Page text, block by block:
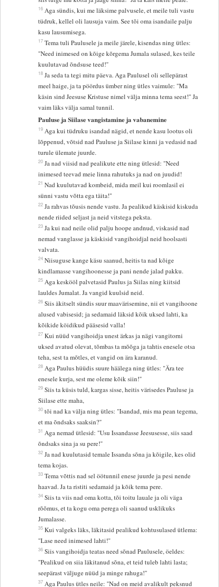
16 Aga sündis, kui me läksime palvusele, et meile tuli vastu
tüdruk, kellel oli lausuja vaim. See tõi oma isandaile palju
kasu lausumisega.
17 Tema tuli Paulusele ja meile järele, kisendas ning ütles:
"Need inimesed on kõige kõrgema Jumala sulased, kes teile
kuulutavad õndsuse teed!"
18 Ja seda ta tegi mitu päeva. Aga Paulusel oli sellepärast
meel haige, ja ta pöördus ümber ning ütles vaimule: "Ma
käsin sind Jeesuse Kristuse nimel välja minna tema seest!" Ja
vaim läks välja samal tunnil.
Pauluse ja Siilase vangistamine ja vabanemine
19 Aga kui tüdruku isandad nägid, et nende kasu lootus oli
lõppenud, võtsid nad Pauluse ja Siilase kinni ja vedasid nad
turule ülemate juurde.
20 Ja nad viisid nad pealikute ette ning ütlesid: "Need
inimesed teevad meie linna rahutuks ja nad on juudid!
21 Nad kuulutavad kombeid, mida meil kui roomlasil ei
sünni vastu võtta ega täita!"
22 Ja rahvas tõusis nende vastu. Ja pealikud käskisid kiskuda
nende riided seljast ja neid vitstega peksta.
23 Ja kui nad neile olid palju hoope andnud, viskasid nad
nemad vanglasse ja käskisid vangihoidjal neid hoolsasti
valvata.
24 Niisuguse kange käsu saanud, heitis ta nad kõige
kindlamasse vangihoonesse ja pani nende jalad pakku.
25 Aga keskööl palvetasid Paulus ja Siilas ning kiitsid
lauldes Jumalat. Ja vangid kuulsid neid.
26 Siis äkitselt sündis suur maavärisemine, nii et vangihoone
alused vabisesid; ja sedamaid läksid kõik uksed lahti, ka
kõikide köidikud pääsesid valla!
27 Kui nüüd vangihoidja unest ärkas ja nägi vangitorni
uksed avatud olevat, tõmbas ta mõõga ja tahtis enesele otsa
teha, sest ta mõtles, et vangid on ära karanud.
28 Aga Paulus hüüdis suure häälega ning ütles: "Ära tee
enesele kurja, sest me oleme kõik siin!"
29 Siis ta küsis tuld, kargas sisse, heitis värisedes Pauluse ja
Siilase ette maha,
30 tõi nad ka välja ning ütles: "Isandad, mis ma pean tegema,
et ma õndsaks saaksin?"
31 Aga nemad ütlesid: "Usu Issandasse Jeesusesse, siis saad
õndsaks sina ja su pere!"
32 Ja nad kuulutasid temale Issanda sõna ja kõigile, kes olid
tema kojas.
33 Tema võttis nad sel öötunnil enese juurde ja pesi nende
haavad. Ja ta ristiti sedamaid ja kõik tema pere.
34 Siis ta viis nad oma kotta, tõi toitu lauale ja oli väga
rõõmus, et ta kogu oma perega oli saanud usklikuks
Jumalasse.
35 Kui valgeks läks, läkitasid pealikud kohtusulased ütlema:
"Lase need inimesed lahti!"
36 Siis vangihoidja teatas need sõnad Paulusele, öeldes:
"Pealikud on siia läkitanud sõna, et teid tuleb lahti lasta;
seepärast väljuge nüüd ja minge rahuga!"
37 Aga Paulus ütles neile: "Nad on meid avalikult peksnud